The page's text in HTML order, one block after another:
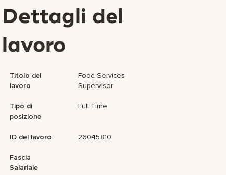
Dettagli del
lavoro
Titolo del
lavoro
Food Services
Supervisor
Tipo di
posizione
Full Time
ID del lavoro 26045810
Fascia
Salariale